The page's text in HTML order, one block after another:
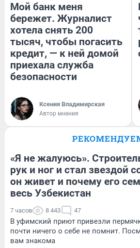
Мой банк меня
бережет. Журналист
хотела снять 200
тысяч, чтобы погасить
кредит, — к ней домой
приехала служба
безопасности
Ксения Владимирская
Автор мнения
«Я не жалуюсь».
рук и ног и стал звездой
он живет и почему его
весь Узбекистан
7 часов 8 443 47
В уфимский приют привезли
почти ничего о себе не помнит.
вам знакома